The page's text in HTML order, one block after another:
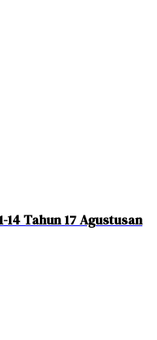
14 Tahun 17 Agustusan